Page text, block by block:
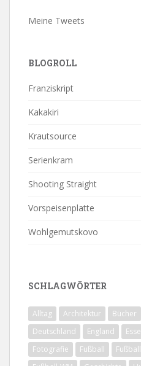
Meine Tweets
BLOGROLL
Franziskript
Kakakiri
Krautsource
Serienkram
Shooting Straight
Vorspeisenplatte
Wohlgemutskovo
SCHLAGWÖRTER
Alltag Architektur Bücher
Deutschland
England
Fotografie
Fußball